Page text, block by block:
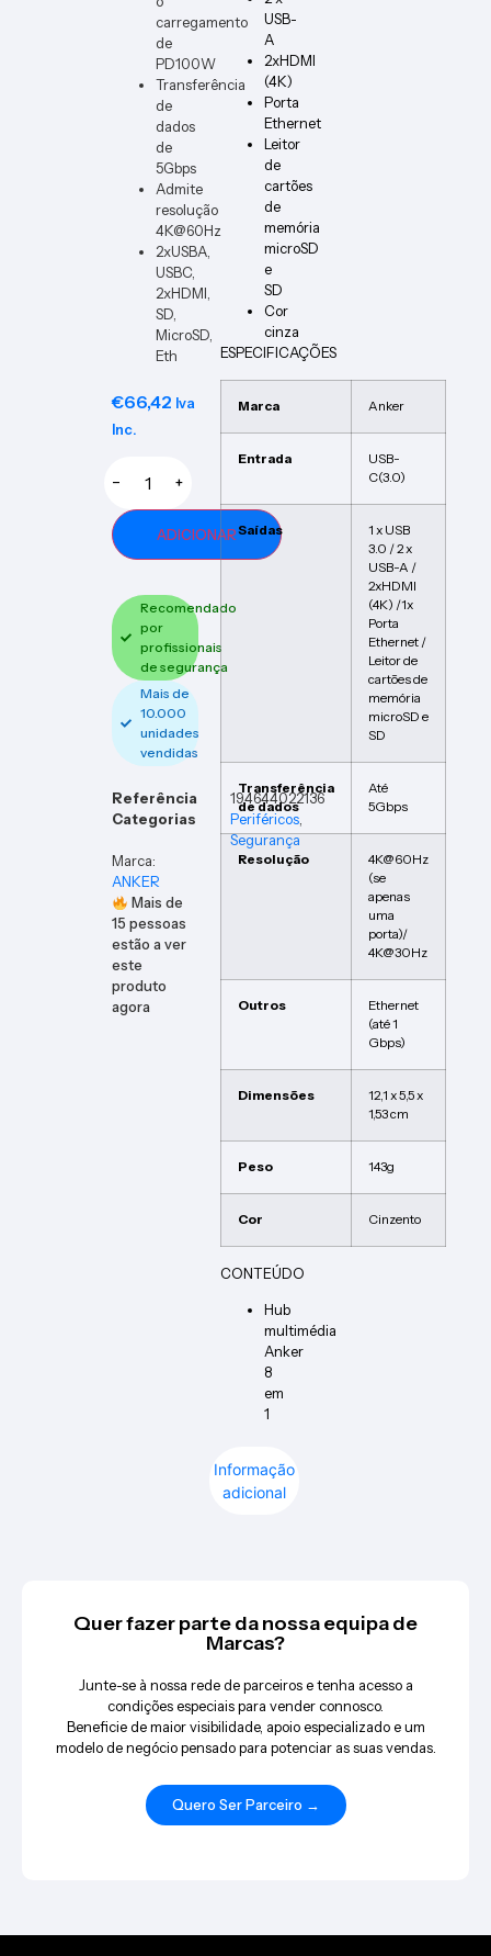
carregamento
de
PD100W
Transferência
de
dados
de
5Gbps
Admite
resolução
4K@60Hz
2xUSBA,
USBC,
2xHDMI,
SD,
MicroSD,
Eth
€66,42 Iva
Inc.
− +
ADICIONAR
Recomendado
por
profissionais
de segurança
Mais de
10.000
unidades
vendidas
Referência
194644022136
Categorias
Periféricos,
Segurança
Marca:
ANKER
Mais de
15 pessoas
estão a ver
este
produto
agora
Informação
adicional
USB-
A
2xHDMI
(4K)
Porta
Ethernet
Leitor
de
cartões
de
memória
microSD
e
SD
Cor
cinza
ESPECIFICAÇÕES
Marca Anker
Entrada
USB-
C(3.0)
Saídas
1 x USB
3.0 / 2 x
USB-A /
2xHDMI
(4K) /1x
Porta
Ethernet /
Leitor de
cartões de
memória
microSD e
SD
Transferência
de dados
Até
5Gbps
Resolução
4K@60Hz
(se
apenas
uma
porta)/
4K@30Hz
Outros
Ethernet
(até 1
Gbps)
Dimensões
‎12,1 x 5,5 x
1,53 cm
Peso 143g
Cor Cinzento
CONTEÚDO
Hub
multimédia
Anker
8
em
1
Quer fazer parte da nossa equipa de
Marcas?
Junte-se à nossa rede de parceiros e tenha acesso a
condições especiais para vender connosco.
Beneficie de maior visibilidade, apoio especializado e um
modelo de negócio pensado para potenciar as suas vendas.
Quero Ser Parceiro →